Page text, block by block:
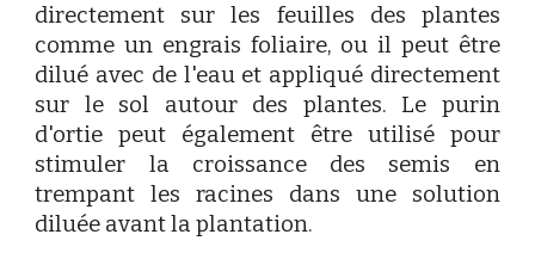
directement sur les feuilles des plantes
comme un engrais foliaire, ou il peut être
dilué avec de l'eau et appliqué directement
sur le sol autour des plantes. Le purin
d'ortie peut également être utilisé pour
stimuler la croissance des semis en
trempant les racines dans une solution
diluée avant la plantation.